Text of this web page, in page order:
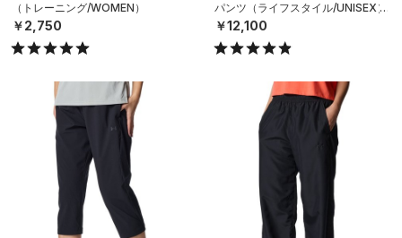
（トレーニング/WOMEN）
￥2,750
パンツ（ライフスタイル/UNISEX）
￥12,100